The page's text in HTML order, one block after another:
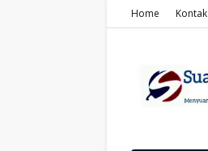
Home Kontak